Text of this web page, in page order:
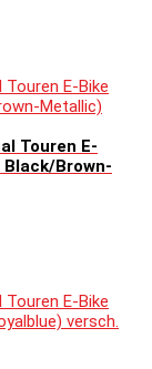
Touren E-
Brown-